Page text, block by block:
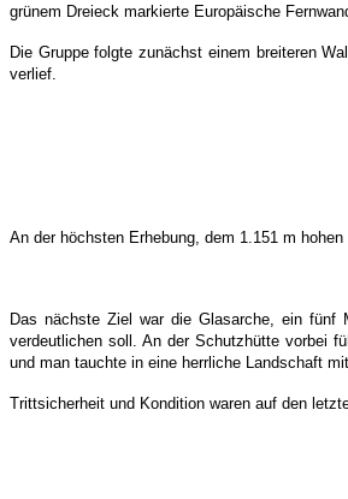
grünem Dreieck markierte Europäische
Die Gruppe folgte zunächst einem breiteren
verlief.
An der höchsten Erhebung, dem 1.151 m
Das nächste Ziel war die Glasarche, ein fünf
verdeutlichen soll. An der Schutzhütte vorbei
und man tauchte in eine herrliche Landschaft
Trittsicherheit und Kondition waren auf den